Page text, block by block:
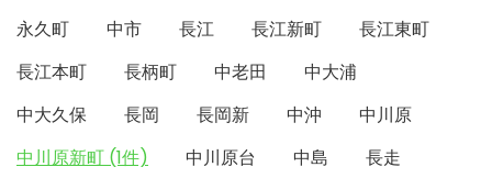
永久町
中市 長江 長江新町
長江東町
長江本町
長柄町 中老田
中大浦
中大久保
長岡 長岡新 中沖
中川原
中川原新町 (1件)
中川原台 中島
長走